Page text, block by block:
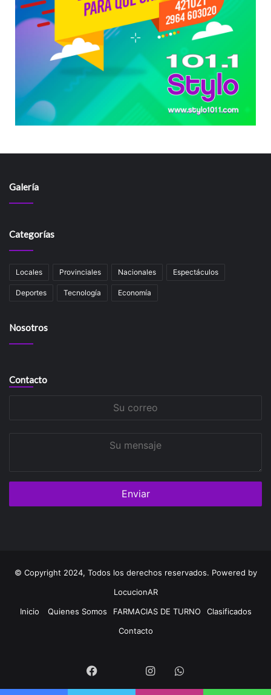
Galería
Categorías
Locales Provinciales Nacionales Espectáculos
Deportes Tecnología Economía
Nosotros
Contacto
© Copyright 2024, Todos los derechos reservados. Powered by
LocucionAR
Inicio
Quienes Somos FARMACIAS DE TURNO
Clasificados
Contacto
Facebook InstagramWhatsapp